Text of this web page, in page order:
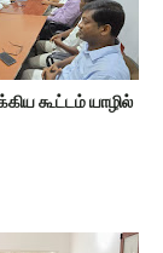
கூட்டம் யாழில்